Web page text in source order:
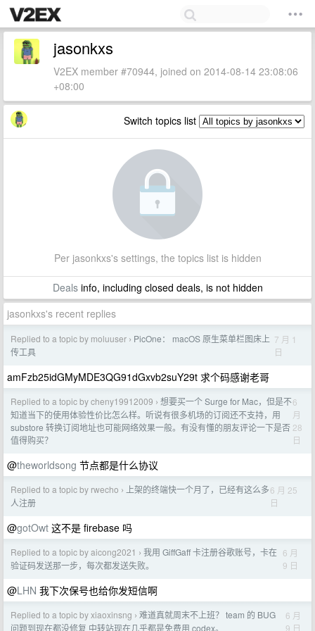
jasonkxs
V2EX member #70944, joined on 2014-08-14 23:08:06
+08:00
Switch topics list
Per jasonkxs's settings, the topics list is hidden
Dealsinfo, including closed deals, is not hidden
jasonkxs's recent replies
Replied to a topic by moluuser › PicOne： macOS 原生菜单栏图床上
传工具
7 月 1
日
amFzb25idGMyMDE3QG91dGxvb2suY29t 求个码感谢老哥
Replied to a topic by cheny19912009 › 想要买一个 Surge for Mac，但是不
知道当下的使用体验性价比怎么样。听说有很多机场的订阅还不支持，用
substore 转换订阅地址也可能网络效果一般。有没有懂的朋友评论一下是否
值得购买？
6
月
28
日
@theworldsong 节点都是什么协议
Replied to a topic by rwecho ›
上架的终端快一个月了，已经有这么多
人注册
6 月 25
日
@gotOwt 这不是 firebase 吗
Replied to a topic by aicong2021 › 我用 GiffGaff 卡注册谷歌账号，卡在
验证码发送那一步，每次都发送失败。
6 月
9 日
@LHN 我下次保号也给你发短信啊
Replied to a topic by xiaoxinsng › 难道真就周末不上班？ team 的 BUG
问题到现在都没修复 中转站现在几乎都是免费用 codex。
6 月
9 日